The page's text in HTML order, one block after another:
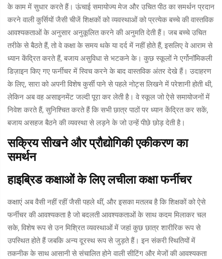
के काम में सुधार करते हैं। ऊंचाई समायोज्य मेज और उचित पीठ का समर्थन प्रदान
करने वाली कुर्सियों जैसी चीजें शिक्षकों को व्यवस्थाओं को प्रत्येक बच्चे की वास्तविक
आवश्यकताओं के अनुसार अनुकूलित करने की अनुमति देती हैं। जब बच्चे उचित
तरीके से बैठते हैं, तो वे कक्षा के समय थके या दर्द में नहीं होते हैं, इसलिए वे आराम से
ध्यान केंद्रित करते हैं, बजाय असुविधा से भटकने के। कुछ स्कूलों ने एर्गोनॉमिकली
डिज़ाइन किए गए फर्नीचर में स्विच करने के बाद वास्तविक अंतर देखे हैं। उदाहरण
के लिए, सारा को अपनी विशेष कुर्सी पाने से पहले नोट्स लिखने में परेशानी होती थी,
लेकिन अब वह असाइनमेंट जल्दी पूरा कर लेती है। वे स्कूल जो ऐसे समायोजनों में
निवेश करते हैं, सुनिश्चित करते हैं कि सभी छात्र पाठों पर ध्यान केंद्रित कर सकें,
बजाय असहज बैठने की व्यवस्था से लड़ने के जो उन्हें पीछे छोड़ देती है।
सक्रिय सीखने और प्रौद्योगिकी एकीकरण का
समर्थन
हाइब्रिड कक्षाओं के लिए लचीला कक्षा फर्नीचर
कक्षाएं अब वैसी नहीं रहीं जैसी पहले थीं, और इसका मतलब है कि शिक्षकों को ऐसे
फर्नीचर की आवश्यकता है जो बदलती आवश्यकताओं के साथ कदम मिलाकर चल
सके, विशेष रूप से उन मिश्रित व्यवस्थाओं में जहां कुछ छात्र शारीरिक रूप से
उपस्थित होते हैं जबकि अन्य दूरस्थ रूप से जुड़ते हैं। इन संकरी स्थितियों में
तकनीक के साथ आसानी से संचालित होने वाली सीटिंग और मेजों की आवश्यकता